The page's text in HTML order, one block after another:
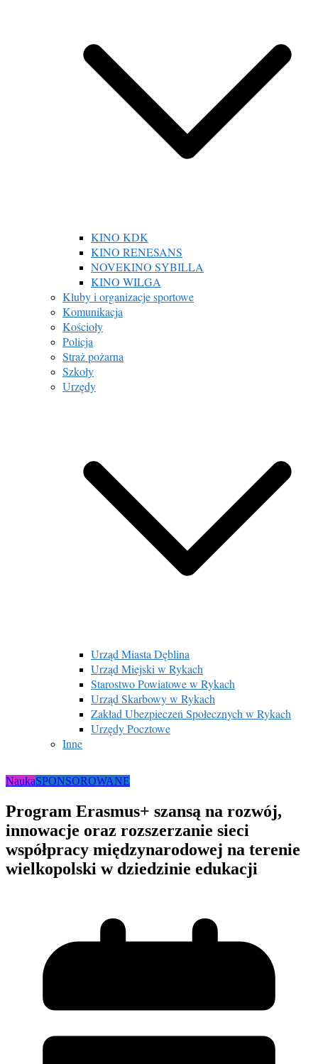
KINO KDK
KINO RENESANS
NOVEKINO SYBILLA
KINO WILGA
Kluby i organizacje sportowe
Komunikacja
Kościoły
Policja
Straż pożarna
Szkoły
Urzędy
Urząd Miasta Dęblina
Urząd Miejski w Rykach
Starostwo Powiatowe w Rykach
Urząd Skarbowy w Rykach
Zakład Ubezpieczeń Społecznych w Rykach
Urzędy Pocztowe
Inne
NaukaSPONSOROWANE
Program Erasmus+ szansą na rozwój,
innowacje oraz rozszerzanie sieci
współpracy międzynarodowej na terenie
wielkopolski w dziedzinie edukacji